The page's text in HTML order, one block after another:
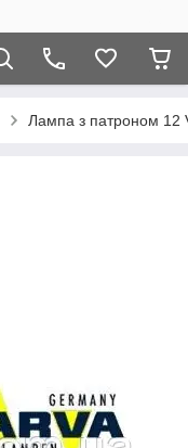
Лампа з патроном 12